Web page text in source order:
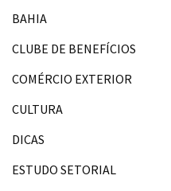
BAHIA
CLUBE DE BENEFÍCIOS
COMÉRCIO EXTERIOR
CULTURA
DICAS
ESTUDO SETORIAL